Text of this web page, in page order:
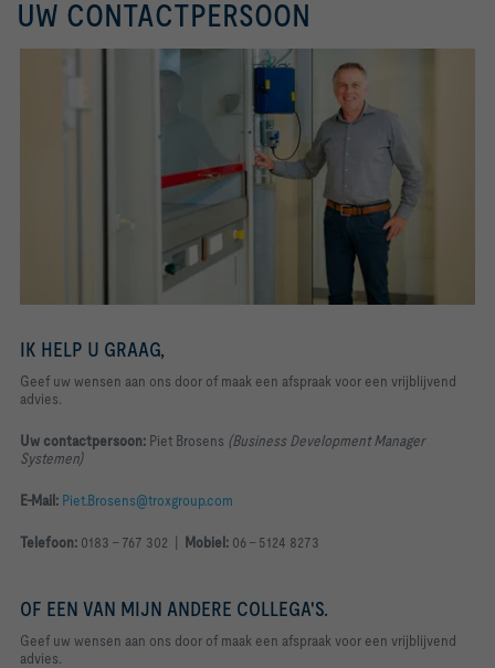
UW CONTACTPERSOON
IK HELP U GRAAG,
Geef uw wensen aan ons door of maak een afspraak voor een vrijblijvend
advies.
Uw contactpersoon: Piet Brosens (Business Development Manager
Systemen)
E-Mail: Piet.Brosens@troxgroup.com
Telefoon: 0183 - 767 302 | Mobiel: 06 - 5124 8273
OF EEN VAN MIJN ANDERE COLLEGA'S.
Geef uw wensen aan ons door of maak een afspraak voor een vrijblijvend
advies.